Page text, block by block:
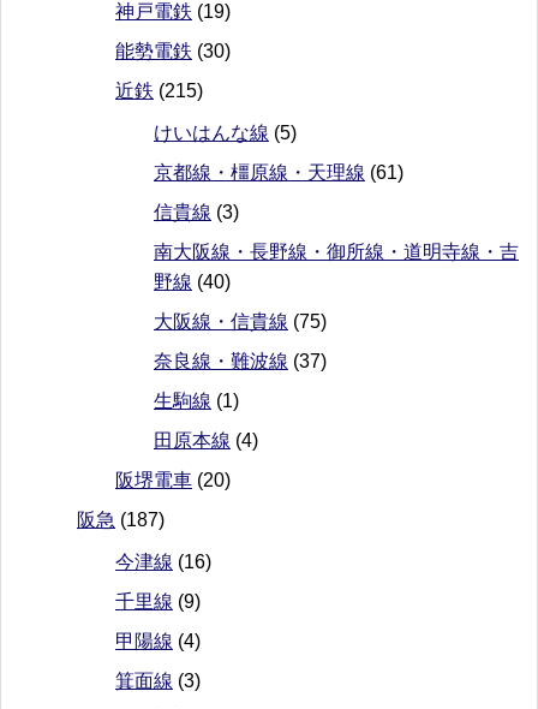
神戸電鉄 (19)
能勢電鉄 (30)
近鉄 (215)
けいはんな線 (5)
京都線・橿原線・天理線 (61)
信貴線 (3)
南大阪線・長野線・御所線・道明寺線・吉
野線 (40)
大阪線・信貴線 (75)
奈良線・難波線 (37)
生駒線 (1)
田原本線 (4)
阪堺電車 (20)
阪急 (187)
今津線 (16)
千里線 (9)
甲陽線 (4)
箕面線 (3)